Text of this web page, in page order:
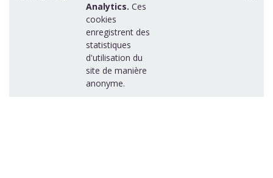
Analytics. Ces
cookies
enregistrent des
statistiques
d'utilisation du
site de manière
anonyme.